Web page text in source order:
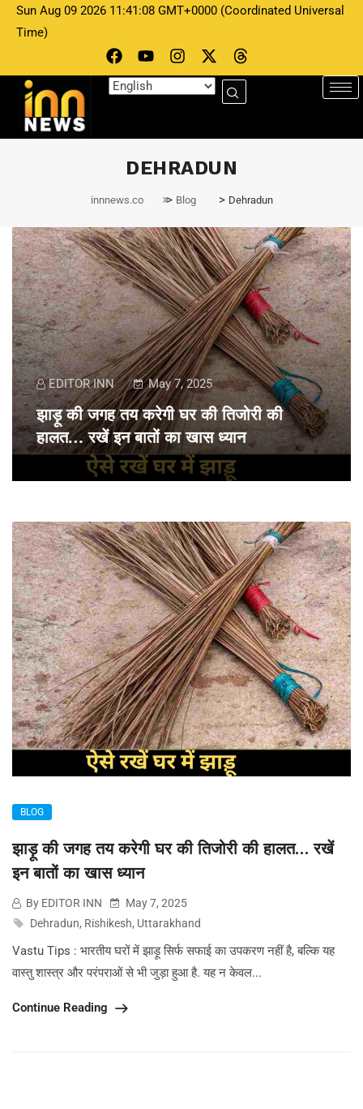
Sun Aug 09 2026 11:41:08 GMT+0000 (Coordinated Universal
Time)
DEHRADUN
innnews.co > Blog > Dehradun
EDITOR INN May 7, 2025
झाड़ू की जगह तय करेगी घर की तिजोरी की
हालत… रखें इन बातों का खास ध्यान
BLOG
झाड़ू की जगह तय करेगी घर की तिजोरी की हालत… रखें
इन बातों का खास ध्यान
By EDITOR INN
May 7, 2025
Dehradun, Rishikesh, Uttarakhand
Vastu Tips : भारतीय घरों में झाड़ू सिर्फ सफाई का उपकरण नहीं है, बल्कि यह
वास्तु शास्त्र और परंपराओं से भी जुड़ा हुआ है. यह न केवल...
Continue Reading